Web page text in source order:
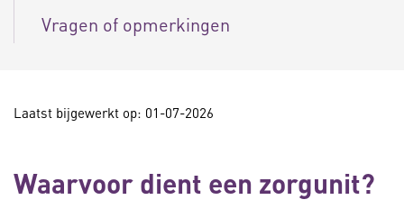
Vragen of opmerkingen
Laatst bijgewerkt op: 01-07-2026
Waarvoor dient een zorgunit?